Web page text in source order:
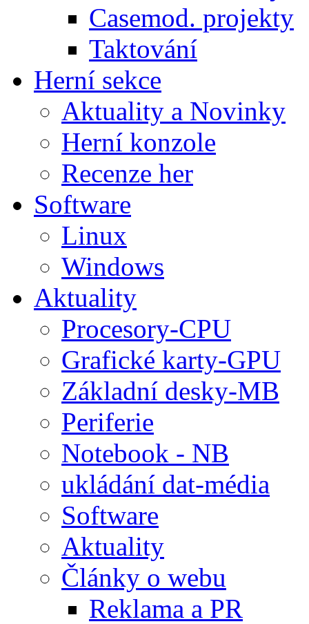
Casemod. projekty
Taktování
Herní sekce
Aktuality a Novinky
Herní konzole
Recenze her
Software
Linux
Windows
Aktuality
Procesory-CPU
Grafické karty-GPU
Základní desky-MB
Periferie
Notebook - NB
ukládání dat-média
Software
Aktuality
Články o webu
Reklama a PR